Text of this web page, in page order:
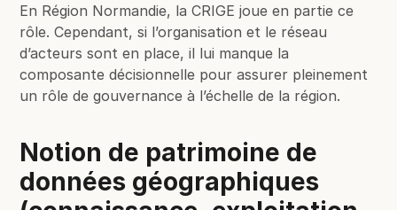
En Région Normandie, la CRIGE joue en partie ce
rôle. Cependant, si l’organisation et le réseau
d’acteurs sont en place, il lui manque la
composante décisionnelle pour assurer pleinement
un rôle de gouvernance à l’échelle de la région.
Notion de patrimoine de
données géographiques